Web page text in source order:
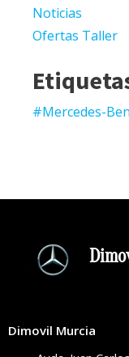
Noticias
Ofertas Taller
#Mercedes-
Dimovil Murcia